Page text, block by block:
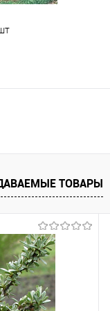
Сравнение
НедоступноТОВАРЫ